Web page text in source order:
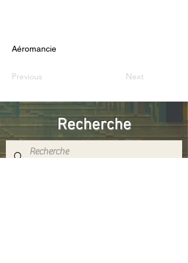
Aéromancie
Previous Next
Recherche